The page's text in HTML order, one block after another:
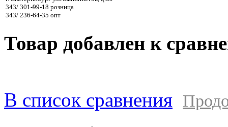
343/ 301-99-18 розница
343/ 236-64-35 опт
Товар добавлен к
В список сравнения